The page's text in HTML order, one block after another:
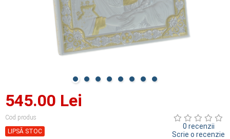
545.00 Lei
Cod produs
LIPSĂ STOC
0 recenzii
Scrie o recenzie